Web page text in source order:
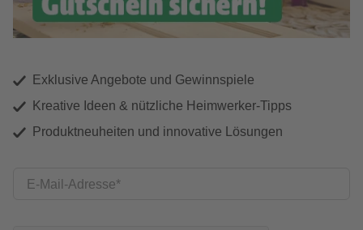
Exklusive Angebote und Gewinnspiele
Kreative Ideen & nützliche Heimwerker-Tipps
Produktneuheiten und innovative Lösungen
E-Mail-Adresse